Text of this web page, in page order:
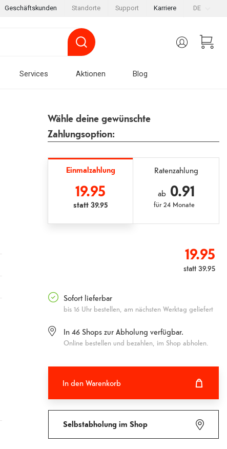
DE
Geschäftskunden Standorte Support Karriere
Services Aktionen Blog
Wähle deine gewünschte
Zahlungsoption:
Einmalzahlung
19.95
statt39.95
Ratenzahlung
ab0.91
für24 Monate
19.95
statt39.95
Sofort lieferbar
bis 16 Uhr bestellen, am nächsten Werktag geliefert
In 46Shops zur Abholung verfügbar.
Online bestellen und bezahlen, im Shop abholen.
In den Warenkorb
Selbstabholung im Shop